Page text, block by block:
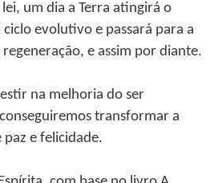
um dia a Terra atingirá o
evolutivo e passará para a
e assim por diante.
na melhoria do ser
transformar a
e felicidade.